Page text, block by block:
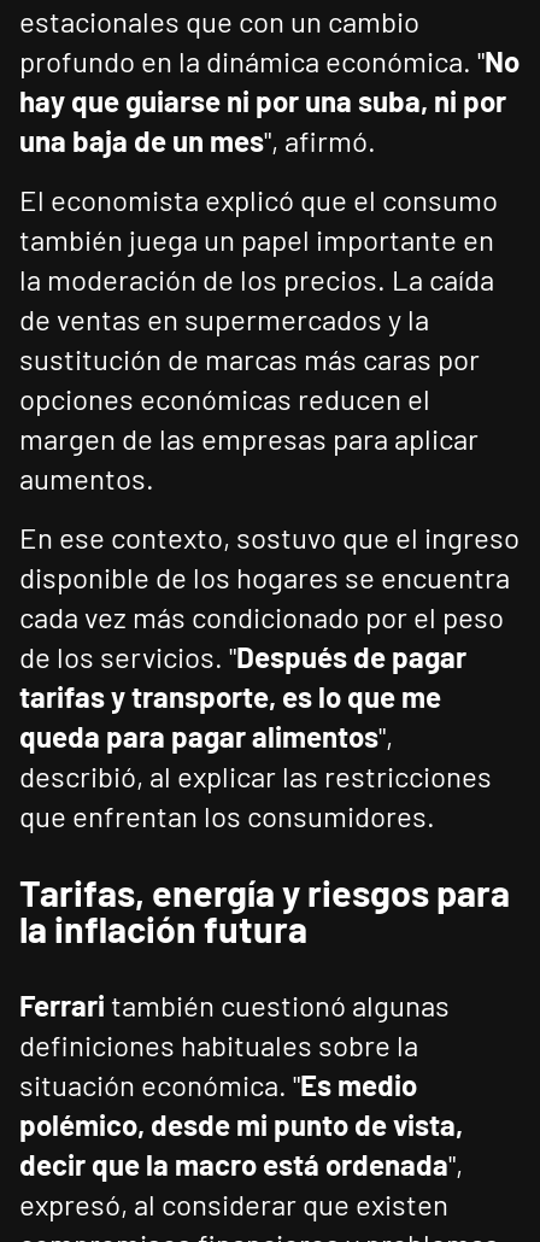
estacionales que con un cambio
profundo en la dinámica económica. "No
hay que guiarse ni por una suba, ni por
una baja de un mes", afirmó.
El economista explicó que el consumo
también juega un papel importante en
la moderación de los precios. La caída
de ventas en supermercados y la
sustitución de marcas más caras por
opciones económicas reducen el
margen de las empresas para aplicar
aumentos.
En ese contexto, sostuvo que el ingreso
disponible de los hogares se encuentra
cada vez más condicionado por el peso
de los servicios. "Después de pagar
tarifas y transporte, es lo que me
queda para pagar alimentos",
describió, al explicar las restricciones
que enfrentan los consumidores.
Tarifas, energía y riesgos para
la inflación futura
Ferrari también cuestionó algunas
definiciones habituales sobre la
situación económica. "Es medio
polémico, desde mi punto de vista,
decir que la macro está ordenada",
expresó, al considerar que existen